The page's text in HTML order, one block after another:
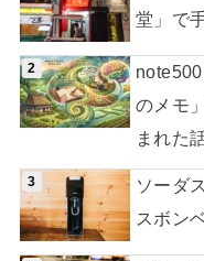
堂」で
のメモ
まれた
ソーダ
スボン